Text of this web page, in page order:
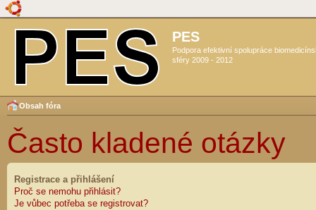
PES
Podpora efektivní spolupráce
sféry 2009 - 2012
Obsah fóra
Často kladené otázky
Registrace a přihlášení
Proč se nemohu přihlásit?
Je vůbec potřeba se registrovat?